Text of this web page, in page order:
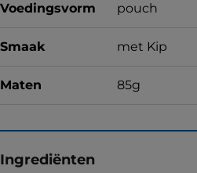
Voedingsvorm pouch
Smaak met Kip
Maten 85g
Ingrediënten